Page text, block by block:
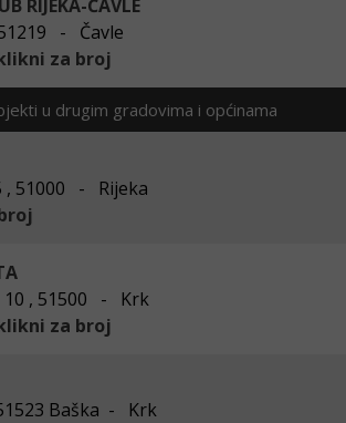
RIJEKA-ČAVLE
- Čavle
za broj
u drugim gradovima i općinama
, 51000 - Rijeka
10 , 51500 - Krk
za broj
Baška - Krk